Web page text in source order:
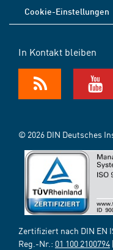
Cookie-Einstellungen
In Kontakt bleiben
© 2026 DIN Deutsches
Zertifiziert nach DIN EN
Reg.-Nr.: 01 100 2100794